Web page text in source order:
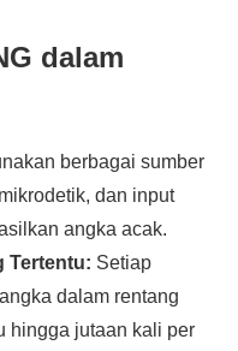
dalam
berbagai sumber
dan input
angka acak.
Tertentu: Setiap
dalam rentang
hingga jutaan kali per